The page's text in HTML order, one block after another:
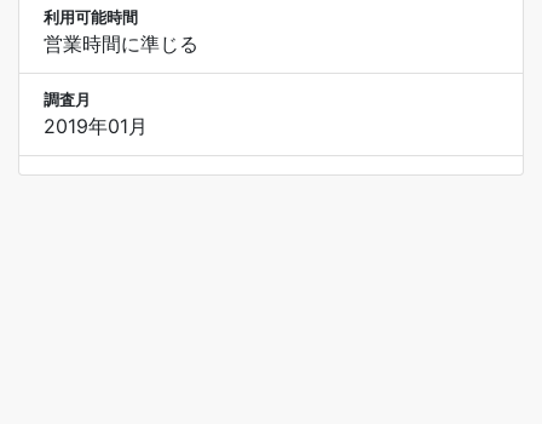
利用可能時間
営業時間に準じる
調査月
2019年01月